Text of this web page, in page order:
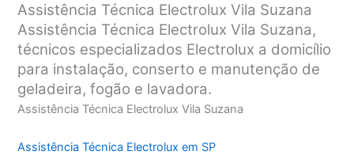
Assistência Técnica Electrolux Vila Suzana
Assistência Técnica Electrolux Vila Suzana,
técnicos especializados Electrolux a domicílio
para instalação, conserto e manutenção de
geladeira, fogão e lavadora.
Assistência Técnica Electrolux Vila Suzana
Assistência Técnica Electrolux em SP